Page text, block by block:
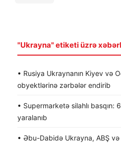
"Ukrayna" etiketi üzrə
• Rusiya Ukraynanın Kiyev və
obyektlərinə zərbələr endirib
• Supermarketə silahlı basqın:
yaralanıb
• Əbu-Dabidə Ukrayna, ABŞ və